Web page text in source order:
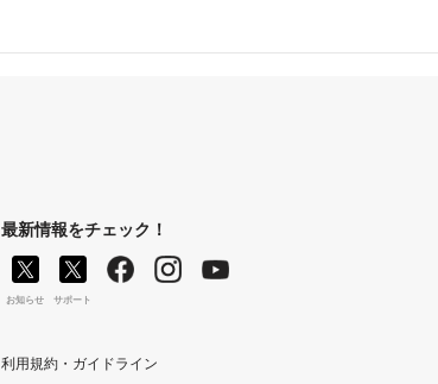
最新情報をチェック！
お知らせ サポート
利用規約・ガイドライン